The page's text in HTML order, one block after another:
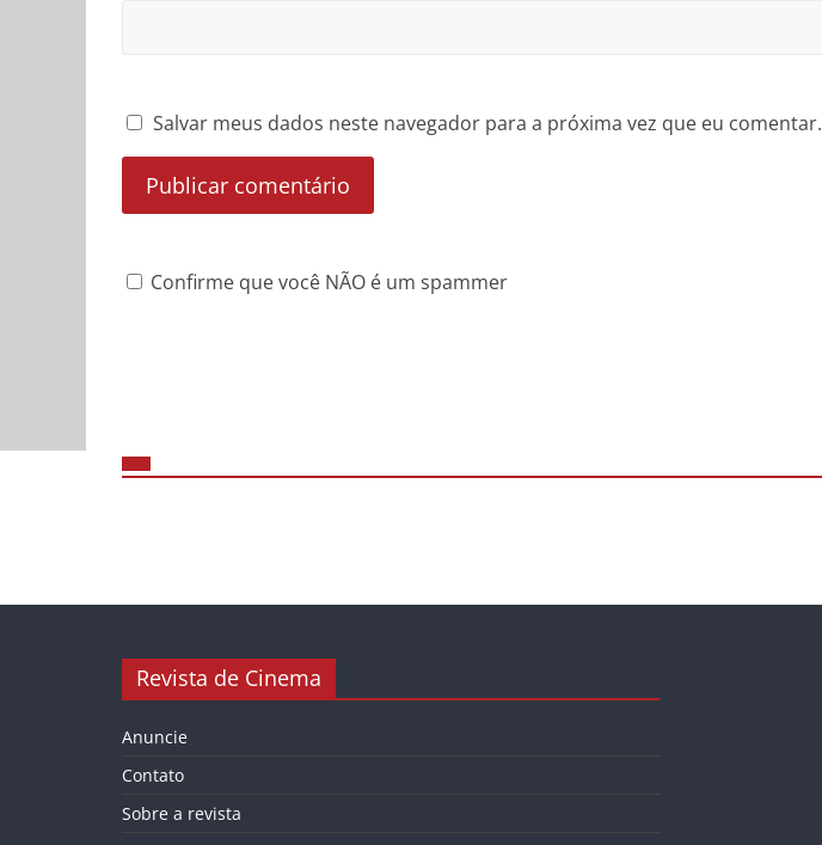
Salvar meus dados neste navegador para a próxima vez que eu comentar.
Confirme que você NÃO é um spammer
Revista de Cinema
Anuncie
Contato
Sobre a revista